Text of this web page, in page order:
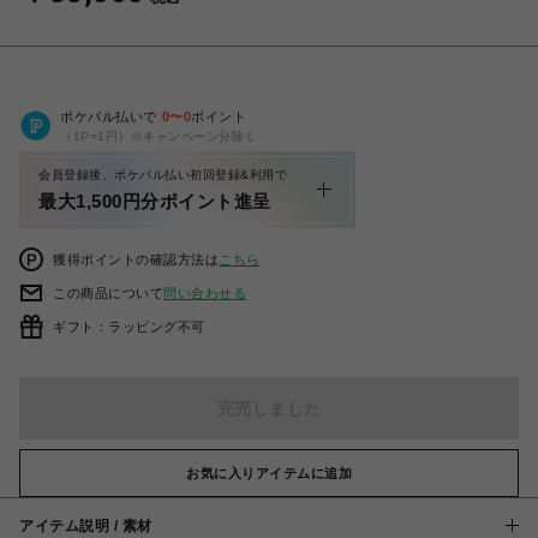
ポケパル払いで 0〜0ポイント
（1P=1円）※キャンペーン分除く
会員登録後、ポケパル払い初回登録&利用で
最大1,500円分ポイント進呈
獲得ポイントの確認方法は こちら
この商品について問い合わせる
ギフト：ラッピング不可
お気に入りアイテムに追加
アイテム説明 / 素材